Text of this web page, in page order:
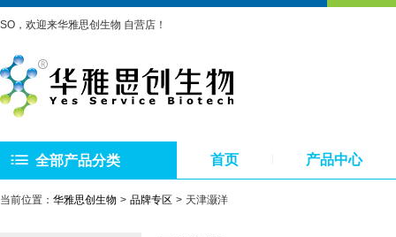
SO，欢迎来华雅思创生物 自营店！
全部产品分类 首页 产品中心
当前位置： 华雅思创生物 品牌专区 天津灏洋